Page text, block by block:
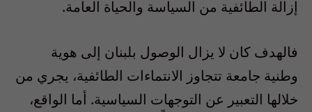
إزالة الطائفية من السياسة والحياة العامة.
فالهدف كان لا يزال الوصول بلبنان إلى هوية
وطنية جامعة تتجاوز الانتماءات الطائفية، يجري من
خلالها التعبير عن التوجهات السياسية. أما الواقع،